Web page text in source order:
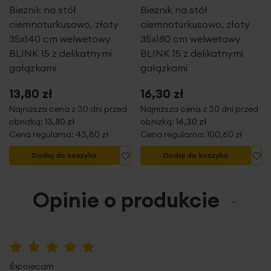
Bieżnik na stół
ciemnoturkusowo, złoty
35x140 cm welwetowy
BLINK 15 z delikatnymi
gałązkami
13,80 zł
Najniższa cena z 30 dni przed
obniżką: 13,80 zł
Cena regularna: 43,80 zł
Dodaj do koszyka Dodaj do listy życzeń
Bieżnik na stół
ciemnoturkusowo, złoty
35x180 cm welwetowy
BLINK 15 z delikatnymi
gałązkami
16,30 zł
Najniższa cena z 30 dni przed
obniżką: 16,30 zł
Cena regularna: 100,60 zł
Dodaj do koszyka
Opinie o produkcie
100%
👍polecam